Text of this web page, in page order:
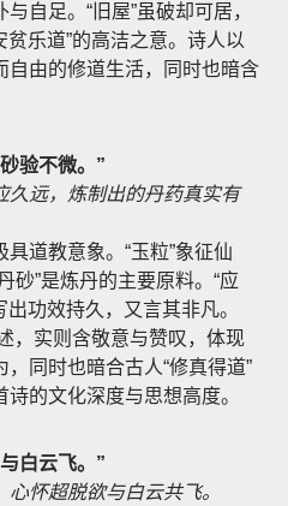
自足。“旧屋”虽破却可居，
贫乐道”的高洁之意。诗人以
自由的修道生活，同时也暗含
验不微。”
久远，炼制出的丹药真实有
道教意象。“玉粒”象征仙
砂”是炼丹的主要原料。“应
出功效持久，又言其非凡。
，实则含敬意与赞叹，体现
同时也暗合古人“修真得道”
的文化深度与思想高度。
白云飞。”
怀超脱欲与白云共飞。